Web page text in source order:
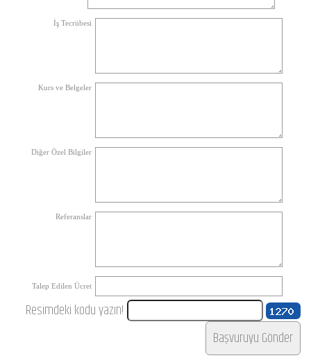
İş Tecrübesi
Kurs ve Belgeler
Diğer Özel Bilgiler
Referanslar
Talep Edilen Ücret
Resimdeki kodu yazın!